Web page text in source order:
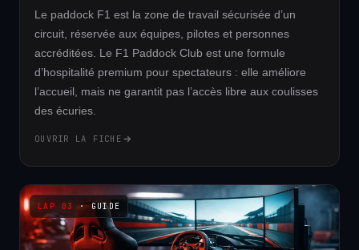
Le paddock F1 est la zone de travail sécurisée d’un
circuit, réservée aux équipes, pilotes et personnes
accréditées. Le F1 Paddock Club est une formule
d’hospitalité premium pour spectateurs : elle améliore
l’accueil, mais ne garantit pas l’accès libre aux coulisses
des écuries.
OUVRIR LA FICHE
· GUIDE